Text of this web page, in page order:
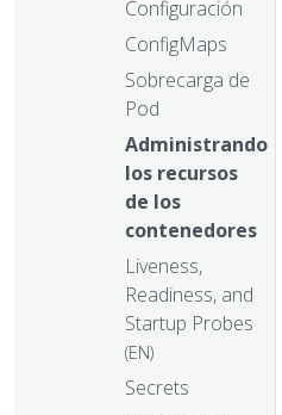
Configuración
ConfigMaps
Sobrecarga de
Pod
Administrando
los recursos
de los
contenedores
Liveness,
Readiness, and
Startup Probes
(EN)
Secrets